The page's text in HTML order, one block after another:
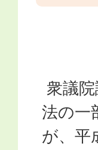
衆議
法の一
が、平